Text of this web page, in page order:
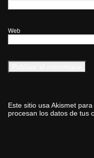
Web
Este sitio usa Akismet
procesan los datos de tus